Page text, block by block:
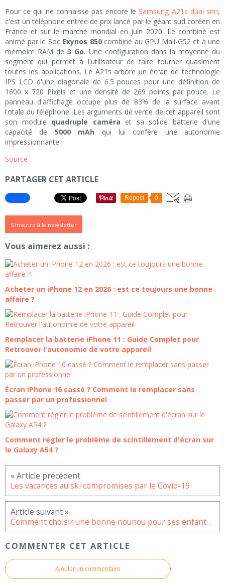
Pour ce qui ne connaisse pas encore le Samsung A21s dual sim,
c'est un téléphone entrée de prix lancé par le géant sud coréen en
France et sur le marché mondial en Juin 2020. Le combiné est
animé par le Soc Exynos 850combiné au GPU Mali-G52 et à une
mémoire RAM de3 Go. Une configuration dans la moyenne du
segment qui permet à l'utilisateur de faire tourner quasiment
toutes les applications. Le A21s arbore un écran de technologie
IPS LCD d'une diagonale de 6.5 pouces pour une définition de
1600 x 720 Pixels et une densité de 269 points par pouce. Le
panneau d'affichage occupe plus de 83% de la surface avant
totale du téléphone. Les arguments de vente de cet appareil sont
son module quadruple caméra et sa solide batterie d'une
capacité de 5000 mAh qui lui confère une autonomie
impressionnante !
Source
PARTAGER CET ARTICLE
Repost 0
S'inscrire à la newsletter
Vous aimerez aussi :
Acheter un iPhone 12 en 2026 : est ce toujours une bonne
affaire ?
Remplacer la batterie iPhone 11 : Guide Complet pour
Retrouver l'autonomie de votre appareil
Écran iPhone 16 cassé ? Comment le remplacer sans
passer par un professionnel
Comment régler le problème de scintillement d'écran sur
le Galaxy A54 ?
Les vacances au ski compromises par le Covid-19
Comment choisir une bonne nounou pour ses enfants ?
COMMENTER CET ARTICLE
Ajouter un commentaire